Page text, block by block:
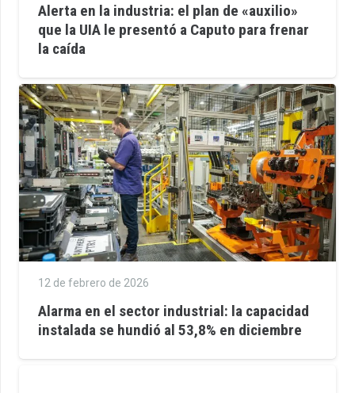
Alerta en la industria: el plan de «auxilio»
que la UIA le presentó a Caputo para frenar
la caída
12 de febrero de 2026
Alarma en el sector industrial: la capacidad
instalada se hundió al 53,8% en diciembre